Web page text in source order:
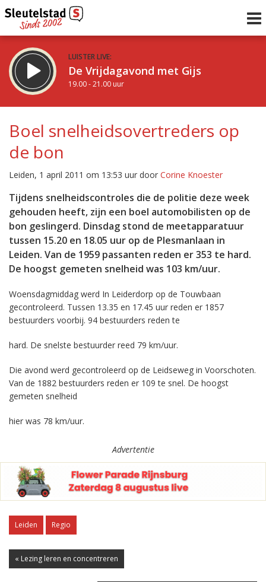
LUISTER LIVE:
De Vrijdagavond met Gijs
19.00 - 21.00 uur
De avond van Sleutelstad
21.00 - 0.00 uur
Vorig uur
Inklappen
Boel snelheidsovertreders op
de bon
Leiden, 1 april 2011 om 13:53 uur door Corine Knoester
Tijdens snelheidscontroles die de politie deze week
gehouden heeft, zijn een boel automobilisten op de
bon geslingerd. Dinsdag stond de meetapparatuur
tussen 15.20 en 18.05 uur op de Plesmanlaan in
Leiden. Van de 1959 passanten reden er 353 te hard.
De hoogst gemeten snelheid was 103 km/uur.
Woensdagmiddag werd In Leiderdorp op de Touwbaan
gecontroleerd. Tussen 13.35 en 17.45 uur reden er 1857
bestuurders voorbij. 94 bestuurders reden te
hard. De snelste bestuurder reed 79 km/uur.
Die avond werd gecontroleerd op de Leidseweg in Voorschoten.
Van de 1882 bestuurders reden er 109 te snel. De hoogst
gemeten snelheid
hier was 78 km/uur.
Advertentie
Leiden Regio
« Lezing leren en concentreren